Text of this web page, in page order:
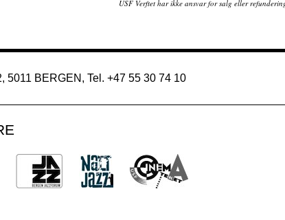
USF Verftet har ikke ansvar for salg eller
5011 BERGEN, Tel. +47 55 30 74 10